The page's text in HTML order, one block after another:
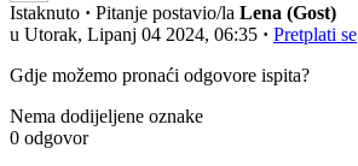
Istaknuto · Pitanje postavio/la Lena (Gost)
u Utorak, Lipanj 04 2024, 06:35 · Pretplati se
Gdje možemo pronaći odgovore ispita?
Nema dodijeljene oznake
0 odgovor